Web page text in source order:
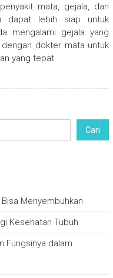
mata, gejala, dan
dapat lebih siap untuk
mengalami gejala yang
dokter mata untuk
yang tepat.
Cari
Menyembuhkan
Kesehatan Tubuh
Fungsinya dalam